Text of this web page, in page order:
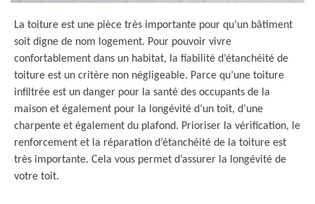
La toiture est une pièce très importante pour qu’un bâtiment
soit digne de nom logement. Pour pouvoir vivre
confortablement dans un habitat, la fiabilité d’étanchéité de
toiture est un critère non négligeable. Parce qu’une toiture
infiltrée est un danger pour la santé des occupants de la
maison et également pour la longévité d’un toit, d’une
charpente et également du plafond. Prioriser la vérification, le
renforcement et la réparation d’étanchéité de la toiture est
très importante. Cela vous permet d’assurer la longévité de
votre toit.